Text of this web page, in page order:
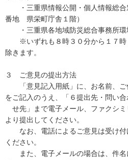
・三重県情報公開・個人情報総合
番地 県栄町庁舎１階）
・三重県各地域防災総合事務所環
※いずれも８時３０分から１７時
除きます。
３ ご意見の提出方法
「意見記入用紙」に、お名前、ご
をご記入のうえ、「６提出先・問い合
せ先」まで電子メール、ファクシ
より提出してください。
なお、電話によるご意見は受け付
ください。
また、電子メールの場合は、件名